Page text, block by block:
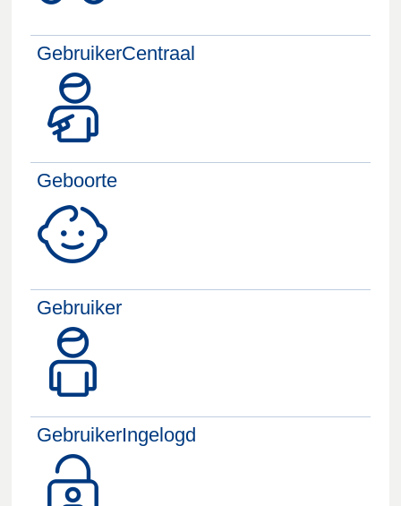
GebruikerCentraal
Geboorte
Gebruiker
GebruikerIngelogd